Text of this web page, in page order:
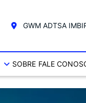
GWM ADTSA
SOBRE FALE